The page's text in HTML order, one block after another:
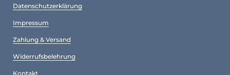
Datenschutzerklärung
Impressum
Zahlung & Versand
Widerrufsbelehrung
Kontakt